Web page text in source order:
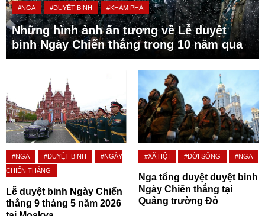
#NGA #DUYỆT BINH #KHÁM PHÁ
Những hình ảnh ấn tượng về Lễ duyệt
binh Ngày Chiến thắng trong 10 năm qua
#NGA #DUYỆT BINH
#NGÀY
CHIẾN THẮNG
Lễ duyệt binh Ngày Chiến
thắng 9 tháng 5 năm 2026
#XÃ HỘI #ĐỜI SỐNG #NGA
Nga tổng duyệt duyệt binh
Ngày Chiến thắng tại
Quảng trường Đỏ